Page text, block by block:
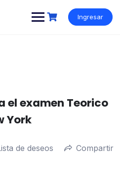
Ingresar
el examen Teorico
York
de deseos Compartir